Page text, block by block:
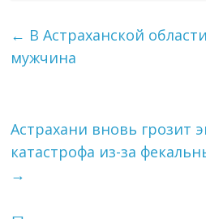
← В Астраханской
мужчина
Астрахани вновь грозит
катастрофа из-за
→